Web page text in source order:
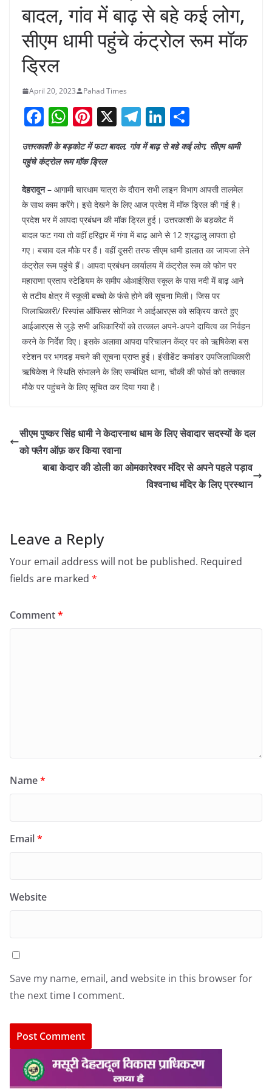
बादल, गांव में बाढ़ से बहे कई लोग,
सीएम धामी पहुंचे कंट्रोल रूम मॉक
ड्रिल
April 20, 2023 Pahad Times
F
a
c
e
b
o
o
k
W
h
at
A
p
p
Pi
nt
er
e
st
X T
el
e
a
m
Li
n
k
dI
n
h
ar
उत्तरकाशी के बड़कोट में फटा बादल, गांव में बाढ़ से बहे कई लोग, सीएम धामी
पहुंचे कंट्रोल रूम मॉक ड्रिल
देहरादून– आगामी चारधाम यात्रा के दौरान सभी लाइन विभाग आपसी तालमेल
के साथ काम करेंगे। इसे देखने के लिए आज प्रदेश में मॉक ड्रिल की गई है।
प्रदेश भर में आपदा प्रबंधन की मॉक ड्रिल हुई। उत्तरकाशी के बड़कोट में
बादल फट गया तो वहीं हरिद्वार में गंगा में बाढ़ आने से 12 श्रद्धालु लापता हो
गए। बचाव दल मौके पर हैं। वहीं दूसरी तरफ सीएम धामी हालात का जायजा लेने
कंट्रोल रूम पहुंचे हैं। आपदा प्रबंधन कार्यालय में कंट्रोल रूम को फोन पर
महाराणा प्रताप स्टेडियम के समीप ओआईसिस स्कूल के पास नदी में बाढ़ आने
से तटीय क्षेत्र में स्कूली बच्चो के फंसे होने की सूचना मिली। जिस पर
जिलाधिकारी/ रिस्पांस ऑफिसर सोनिका ने आईआरएस को सक्रिय करते हुए
आईआरएस से जुड़े सभी अधिकारियों को तत्काल अपने-अपने दायित्व का निर्वहन
करने के निर्देश दिए। इसके अलावा आपदा परिचालन केंद्र पर को ऋषिकेश बस
स्टेशन पर भगदड़ मचने की सूचना प्राप्त हुई। इंसीडेंट कमांडर उपजिलाधिकारी
ऋषिकेश ने स्थिति संभालने के लिए सम्बंधित थाना, चौकी की फोर्स को तत्काल
मौके पर पहुंचने के लिए सूचित कर दिया गया है।
सीएम पुष्कर सिंह धामी ने केदारनाथ धाम के लिए सेवादार सदस्यों के दल
को फ्लैग ऑफ़ कर किया रवाना
बाबा केदार की डोली का ओमकारेश्वर मंदिर से अपने पहले पड़ाव
विश्वनाथ मंदिर के लिए प्रस्थान
Leave a Reply
Your email address will not be published. Required
fields are marked *
Comment*
Name*
Email*
Website
Save my name, email, and website in this browser for
the next time I comment.